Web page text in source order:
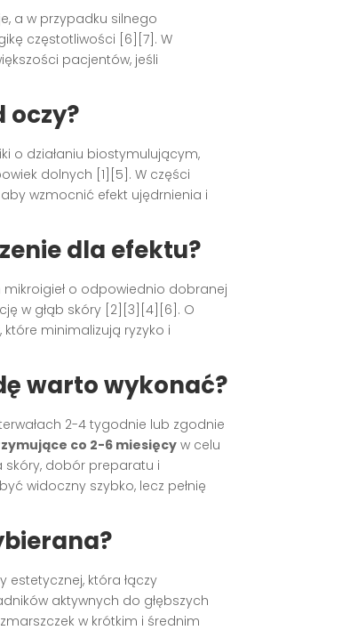
a w przypadku silnego
częstotliwości [6][7]. W
pacjentów, jeśli
oczy?
o działaniu biostymulującym,
dolnych [1][5]. W części
wzmocnić efekt ujędrnienia i
dla efektu?
o odpowiednio dobranej
w głąb skóry [2][3][4][6]. O
minimalizują ryzyko i
warto wykonać?
2-4 tygodnie lub zgodnie
co 2-6 miesięcy w celu
dobór preparatu i
widoczny szybko, lecz pełnię
która łączy
aktywnych do głębszych
w krótkim i średnim